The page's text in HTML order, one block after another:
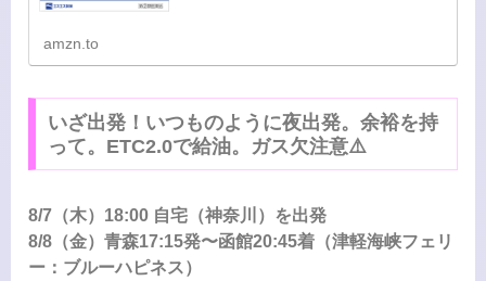
amzn.to
いざ出発！いつものように夜出発。余裕を持
って。ETC2.0で給油。ガス欠注意⚠️
8/7（木）18:00 自宅（神奈川）を出発
8/8（金）青森17:15発〜函館20:45着（津軽海峡フェリ
ー：ブルーハピネス）